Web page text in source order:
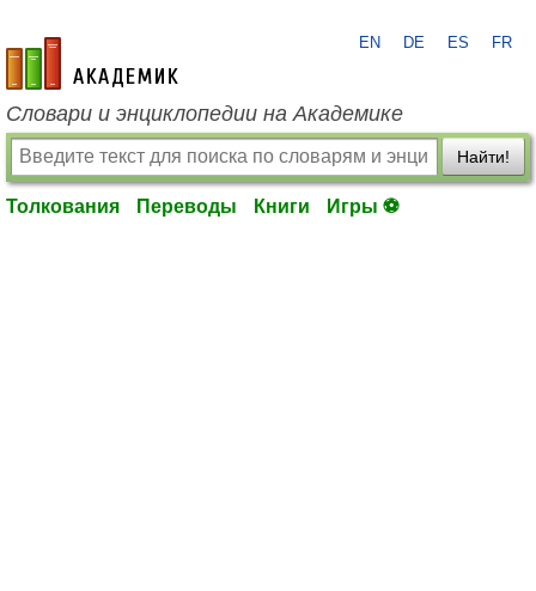
academic.ru
EN DE ES FR
Словари и энциклопедии на Академике
Найти!
Толкования Переводы Книги Игры ⚽